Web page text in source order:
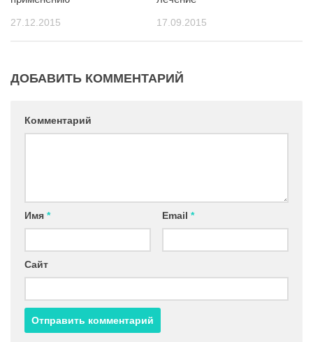
27.12.2015 17.09.2015
ДОБАВИТЬ КОММЕНТАРИЙ
Комментарий
Имя * Email *
Сайт